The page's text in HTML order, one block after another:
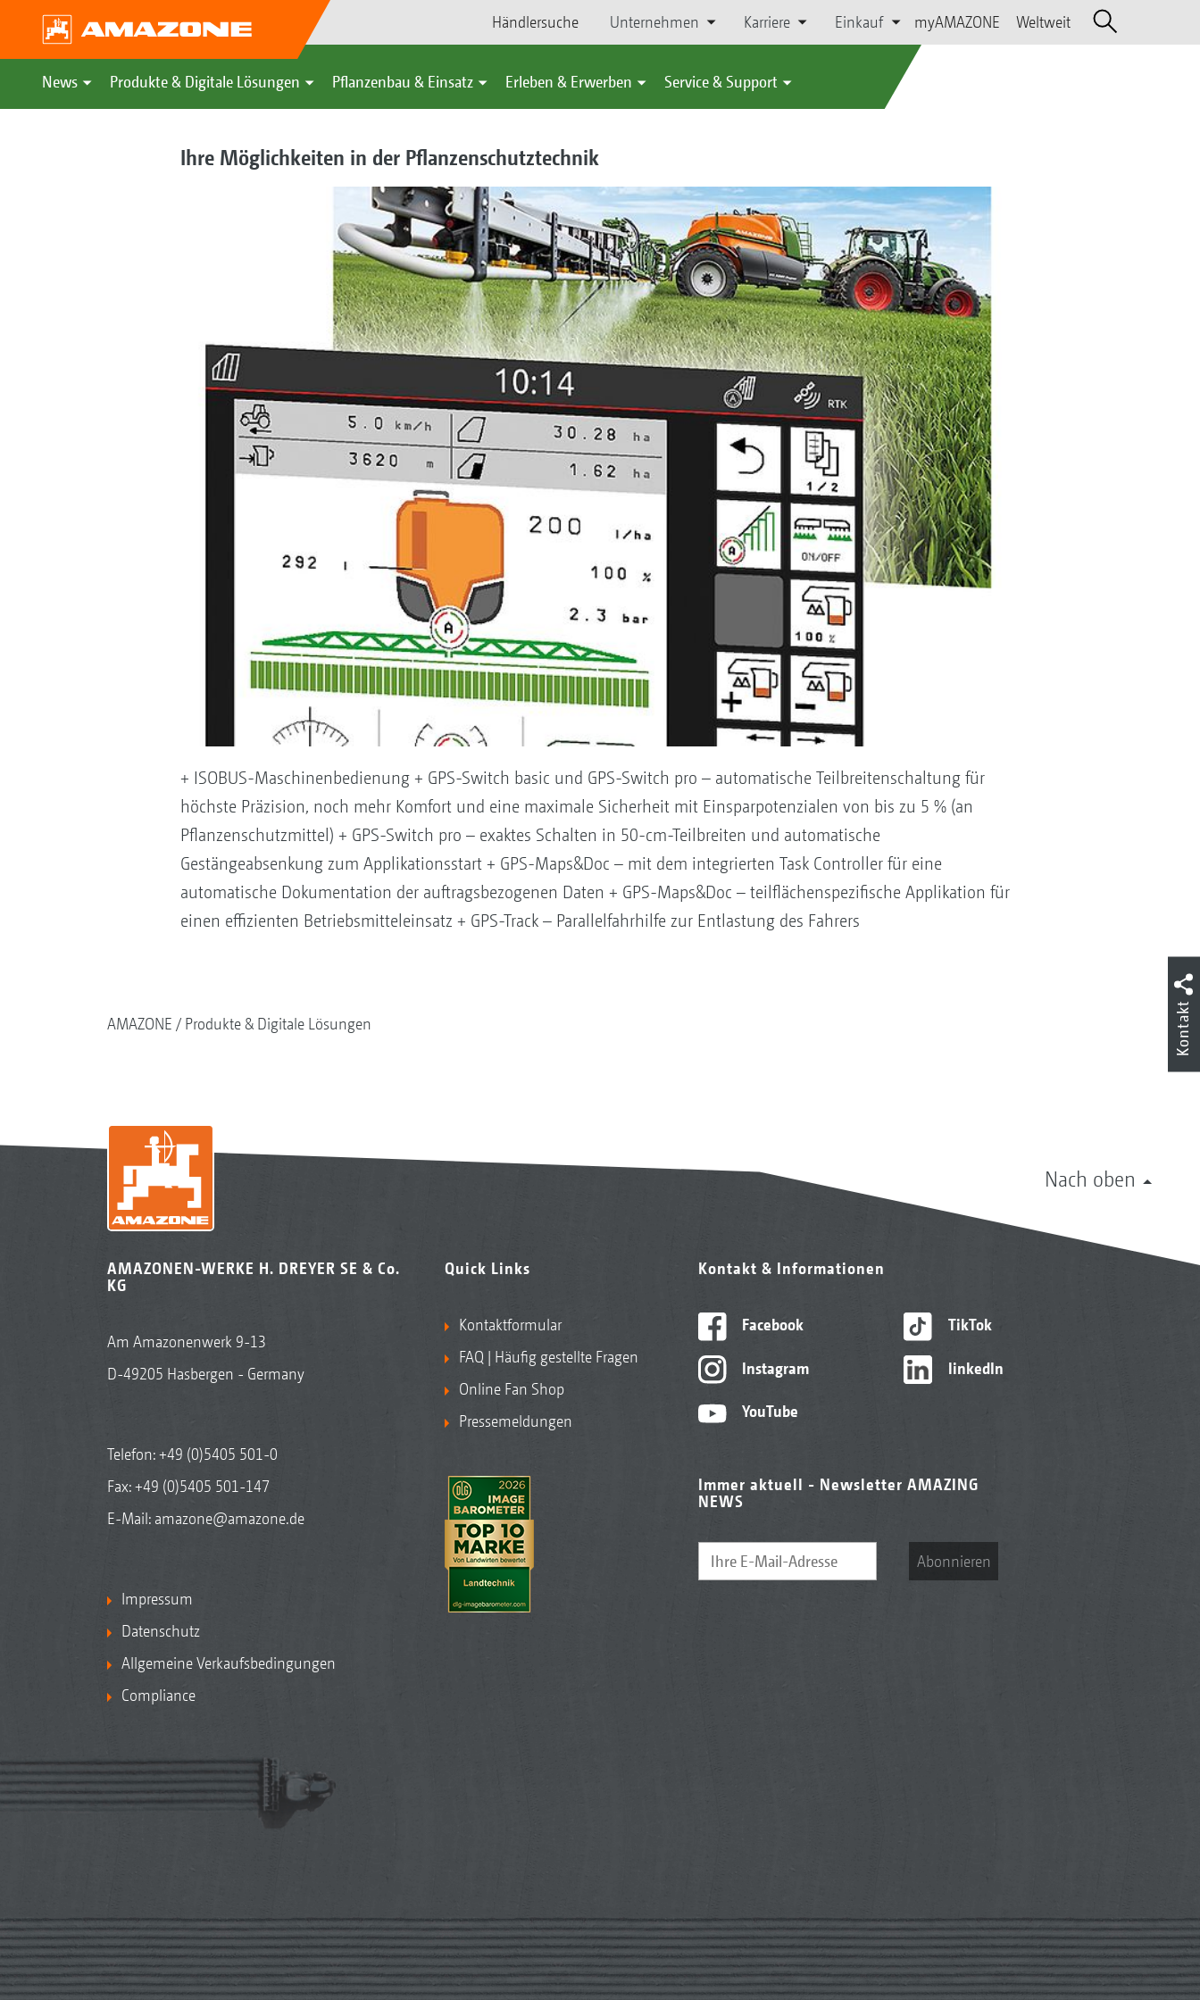
Händlersuche Unternehmen Karriere Einkauf myAMAZONE Weltweit
News Produkte & Digitale Lösungen Pflanzenbau & Einsatz Erleben & Erwerben Service & Support
Ihre Möglichkeiten in der Pflanzenschutztechnik
+ ISOBUS-Maschinenbedienung + GPS-Switch basic und GPS-Switch pro – automatische Teilbreitenschaltung für
höchste Präzision, noch mehr Komfort und eine maximale Sicherheit mit Einsparpotenzialen von bis zu 5 % (an
Pflanzenschutzmittel) + GPS-Switch pro – exaktes Schalten in 50-cm-Teilbreiten und automatische
Gestängeabsenkung zum Applikationsstart + GPS-Maps&Doc – mit dem integrierten Task Controller für eine
automatische Dokumentation der auftragsbezogenen Daten + GPS-Maps&Doc – teilflächenspezifische Applikation für
einen effizienten Betriebsmitteleinsatz + GPS-Track – Parallelfahrhilfe zur Entlastung des Fahrers
AMAZONE Produkte & Digitale Lösungen
Nach oben
AMAZONEN-WERKE H. DREYER SE & Co.
KG
Am Amazonenwerk 9-13
D-49205 Hasbergen - Germany
Telefon:+49 (0)5405 501-0
Fax: +49 (0)5405 501-147
E-Mail: amazone@amazone.de
Impressum
Datenschutz
Allgemeine Verkaufsbedingungen
Compliance
Quick Links
Kontaktformular
FAQ | Häufig gestellte Fragen
Online Fan Shop
Pressemeldungen
Kontakt & Informationen
Facebook
Instagram
YouTube
TikTok
linkedIn
Immer aktuell - Newsletter AMAZING
NEWS
Abonnieren
Kontakt